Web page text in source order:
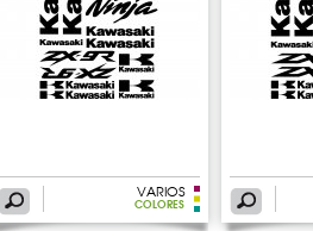
VARIOS
COLORES